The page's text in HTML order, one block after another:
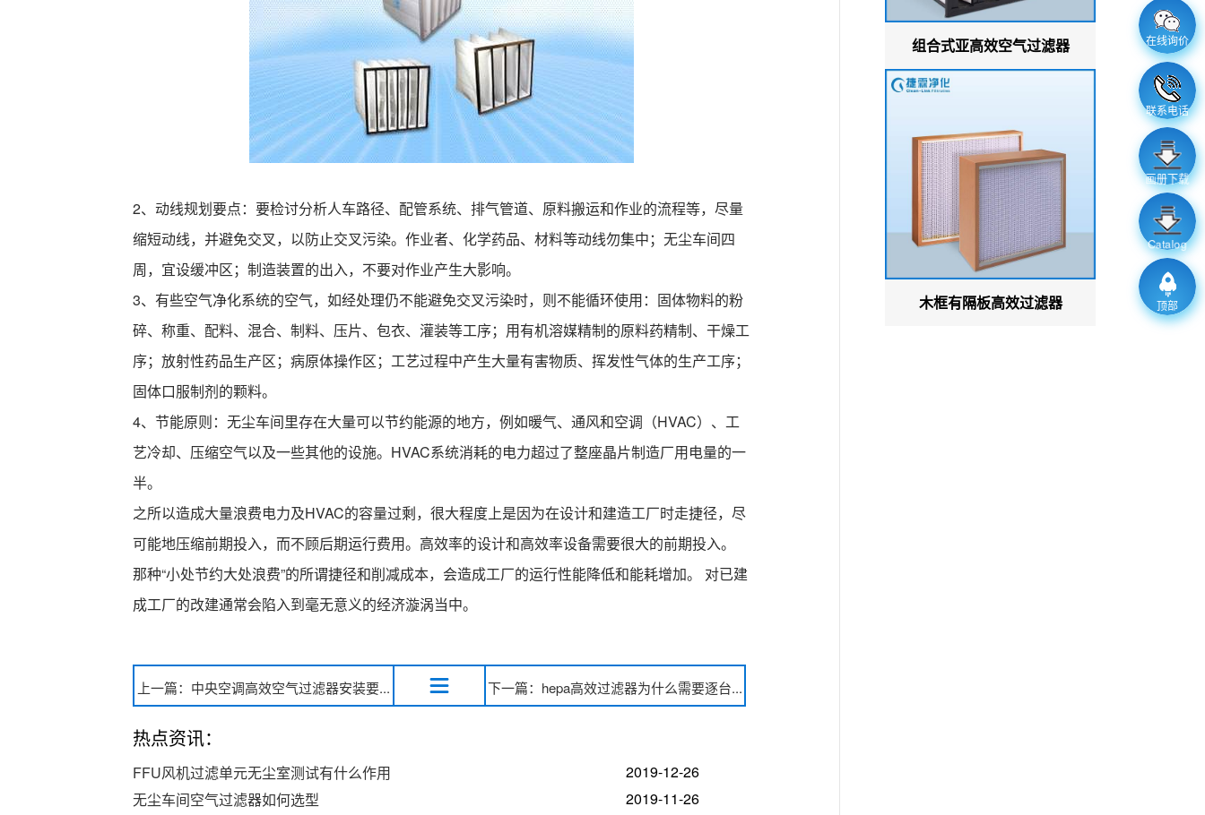
在线询价
联系电话
画册下载
Catalog
顶部
2、动线规划要点：要检讨分析人车路径、配管系统、排气管道、原料搬运和作业的流程等，尽量
缩短动线，并避免交叉，以防止交叉污染。作业者、化学药品、材料等动线勿集中；无尘车间四
周，宜设缓冲区；制造装置的出入，不要对作业产生大影响。
3、有些空气净化系统的空气，如经处理仍不能避免交叉污染时，则不能循环使用：固体物料的粉
碎、称重、配料、混合、制料、压片、包衣、灌装等工序；用有机溶媒精制的原料药精制、干燥工
序；放射性药品生产区；病原体操作区；工艺过程中产生大量有害物质、挥发性气体的生产工序；
固体口服制剂的颗料。
4、节能原则：无尘车间里存在大量可以节约能源的地方，例如暖气、通风和空调（HVAC）、工
艺冷却、压缩空气以及一些其他的设施。HVAC系统消耗的电力超过了整座晶片制造厂用电量的一
半。
之所以造成大量浪费电力及HVAC的容量过剩，很大程度上是因为在设计和建造工厂时走捷径，尽
可能地压缩前期投入，而不顾后期运行费用。高效率的设计和高效率设备需要很大的前期投入。
那种“小处节约大处浪费”的所谓捷径和削减成本，会造成工厂的运行性能降低和能耗增加。 对已建
成工厂的改建通常会陷入到毫无意义的经济漩涡当中。
上一篇：中央空调高效空气过滤器安装要... 下一篇：hepa高效过滤器为什么需要逐台...
热点资讯：
FFU风机过滤单元无尘室测试有什么作用
2019-12-26
无尘车间空气过滤器如何选型
2019-11-26
组合式亚高效空气过滤器
木框有隔板高效过滤器